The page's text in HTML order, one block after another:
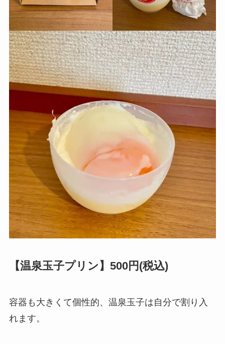
【温泉玉子プリン】500円(税込)
容器も大きくて個性的、温泉玉子は自分で割り入
れます。